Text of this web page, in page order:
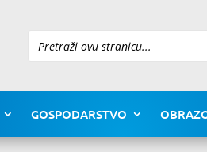
Pretraži
GOSPODARSTVO